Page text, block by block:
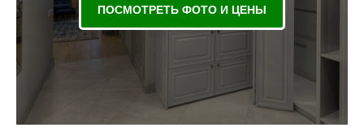
ПОСМОТРЕТЬ ФОТО И ЦЕНЫ